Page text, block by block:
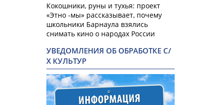
Кокошники, руны и тухья: проект
«Этно -мы» рассказывает, почему
школьники Барнаула взялись
снимать кино о народах России
УВЕДОМЛЕНИЯ ОБ ОБРАБОТКЕ С/
Х КУЛЬТУР